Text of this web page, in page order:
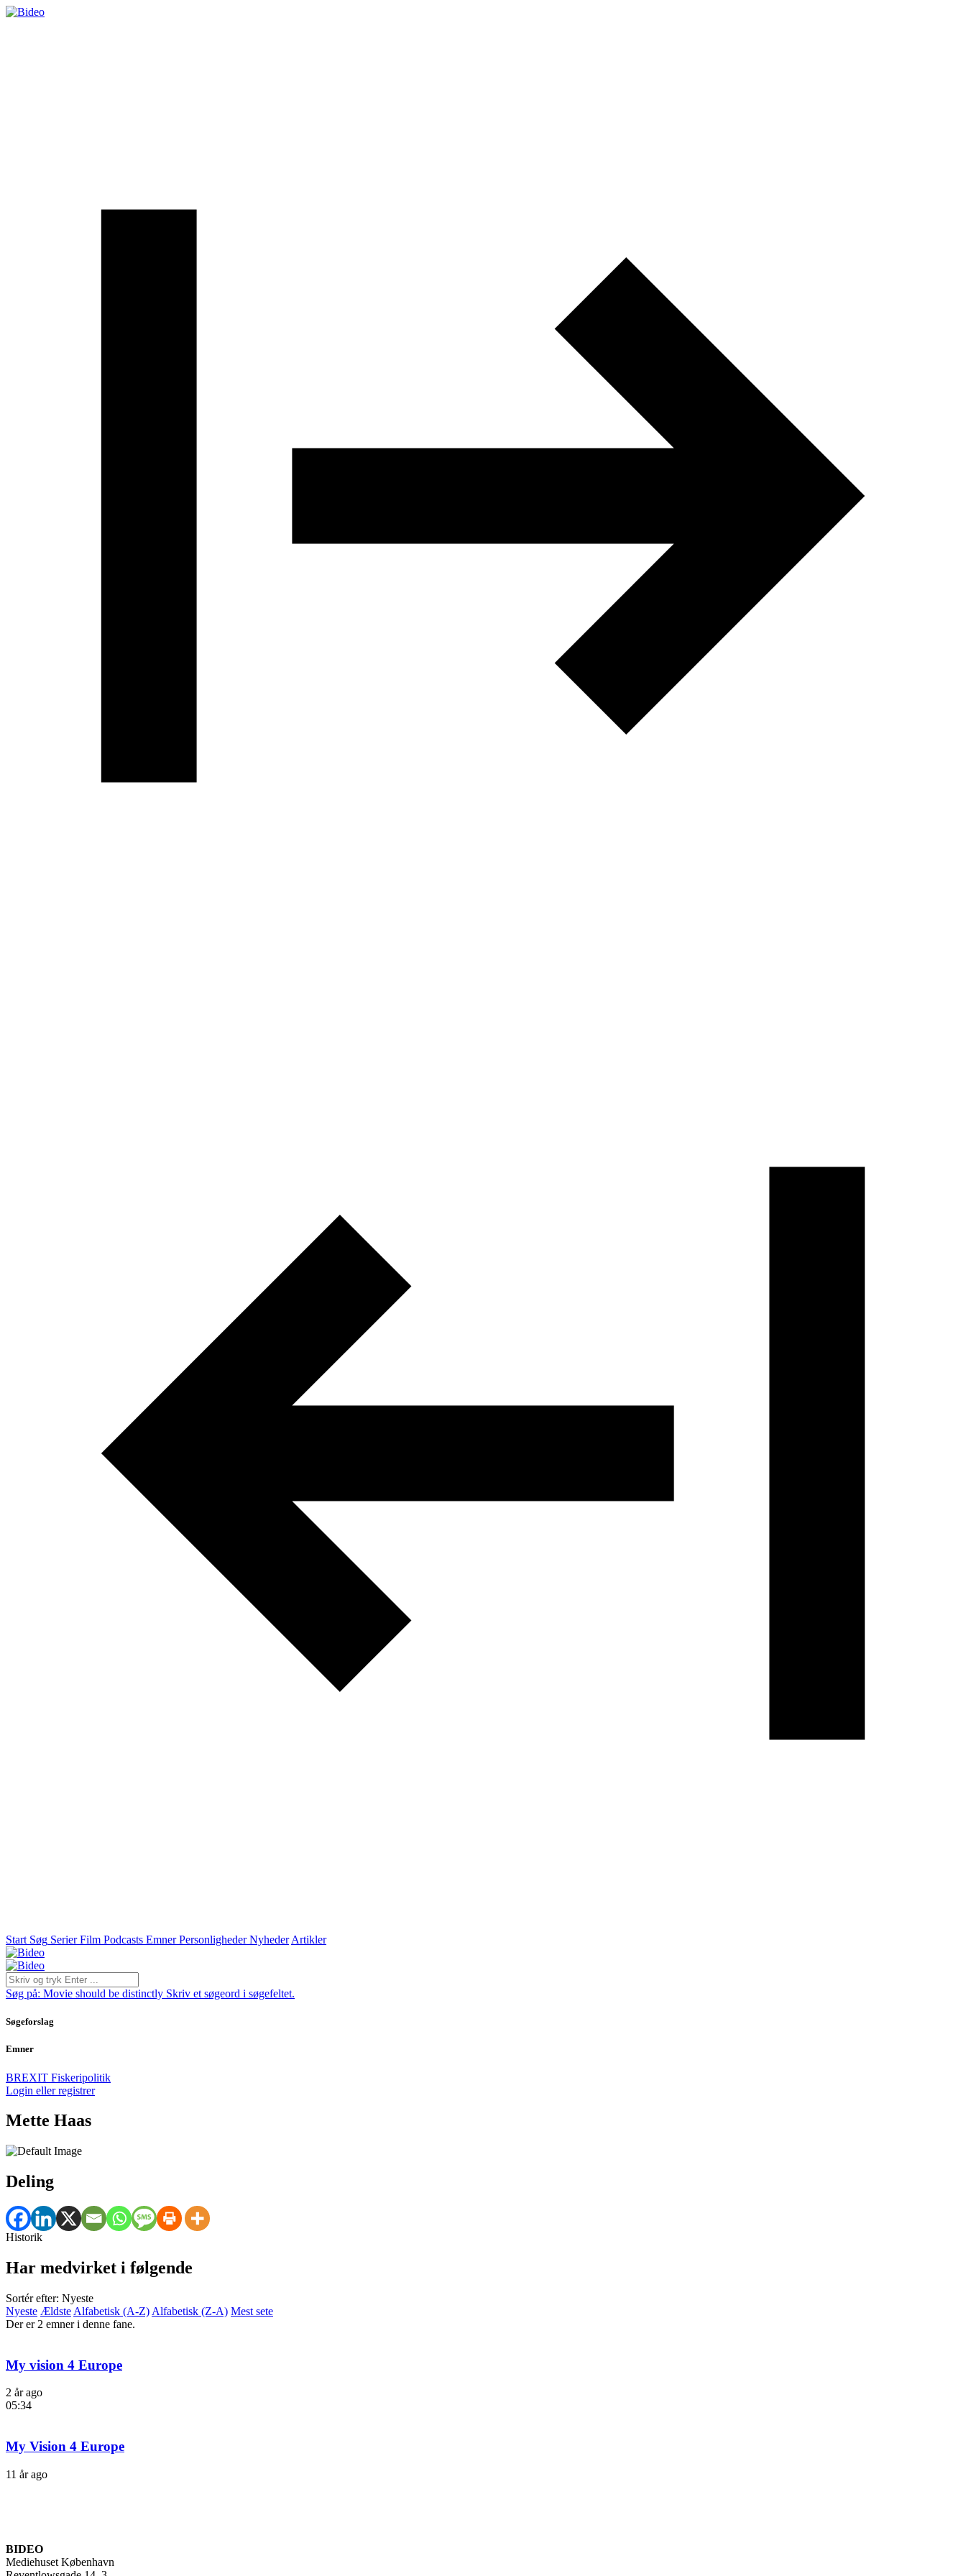
Start Søg Serier Film Podcasts Emner Personligheder Nyheder Artikler
Søg på: Movie should be distinctly Skriv et søgeord i søgefeltet.
Søgeforslag
Emner
BREXIT Fiskeripolitik
Login eller registrer
Mette Haas
Deling
Historik
Har medvirket i følgende
Sortér efter: Nyeste
Nyeste Ældste Alfabetisk (A-Z) Alfabetisk (Z-A) Mest sete
Der er 2 emner i denne fane.
My vision 4 Europe
2 år ago
05:34
My Vision 4 Europe
11 år ago
BIDEO
Mediehuset København